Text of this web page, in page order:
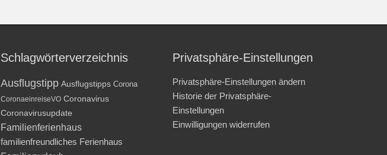
Schlagwörterverzeichnis
Ausflugstipp Ausflugstipps Corona
CoronaeinreiseVO Coronavirus
Coronavirusupdate
Familienferienhaus
familienfreundliches Ferienhaus
Privatsphäre-Einstellungen
Privatsphäre-Einstellungen ändern
Historie der Privatsphäre-
Einstellungen
Einwilligungen widerrufen